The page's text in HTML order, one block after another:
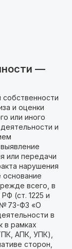
—
собственности
и оценки
или иного
и
или передачи
нарушения
основание
всего, в
(ст. 1225 и
73-ФЗ «О
в
в рамках
АПК, УПК),
сторон,